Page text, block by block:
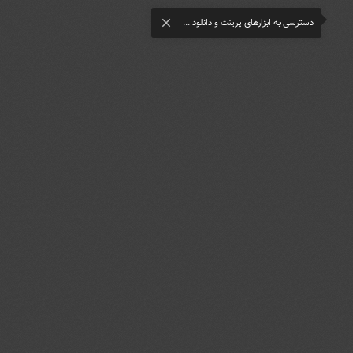
دسترسی به ابزارهای پرینت و دانلود ... close